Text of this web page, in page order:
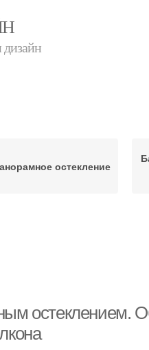
остекление
остеклением.